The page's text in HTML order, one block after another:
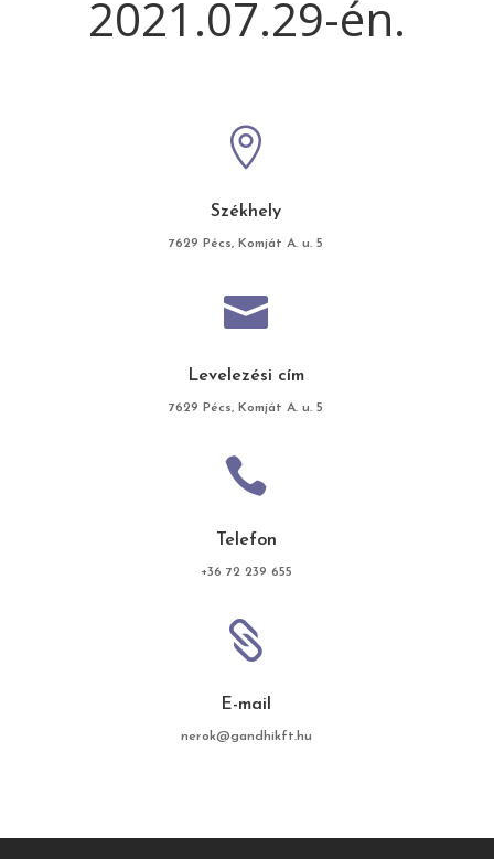
2021.07.29-én.

Székhely
7629 Pécs, Komját A. u. 5

Levelezési cím
7629 Pécs, Komját A. u. 5

Telefon
+36 72 239 655

E-mail
nerok@gandhikft.hu